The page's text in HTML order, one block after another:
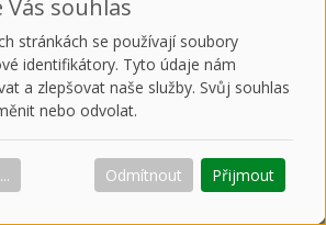
souhlas
stránkách se používají soubory
identifikátory. Tyto údaje nám
a zlepšovat naše služby. Svůj souhlas
nebo odvolat.
Odmítnout Přijmout